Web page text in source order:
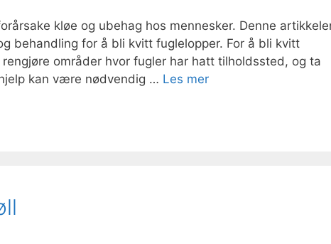
kløe og ubehag hos mennesker. Denne
behandling for å bli kvitt fuglelopper. For å bli kvitt
områder hvor fugler har hatt tilholdssted, og ta
kan være nødvendig … Les mer